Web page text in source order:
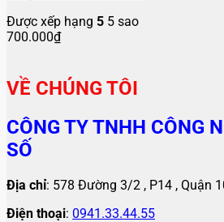
Được xếp hạng 5 5 sao
700.000₫
VỀ CHÚNG TÔI
CÔNG TY TNHH CÔNG
SỐ
Địa chỉ: 578 Đường 3/2 , P14 , Quận
Điện thoại: 0941.33.44.55